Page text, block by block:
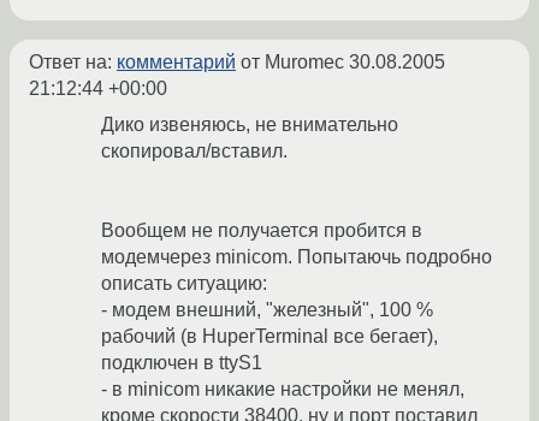
Ответ на: комментарий от Muromec 30.08.2005
21:12:44 +00:00
Дико извеняюсь, не внимательно
скопировал/вставил.
Вообщем не получается пробится в
модемчерез minicom. Попытаючь подробно
описать ситуацию:
- модем внешний, "железный", 100 %
рабочий (в HuperTerminal все бегает),
подключен в ttyS1
- в minicom никакие настройки не менял,
кроме скорости 38400, ну и порт поставил